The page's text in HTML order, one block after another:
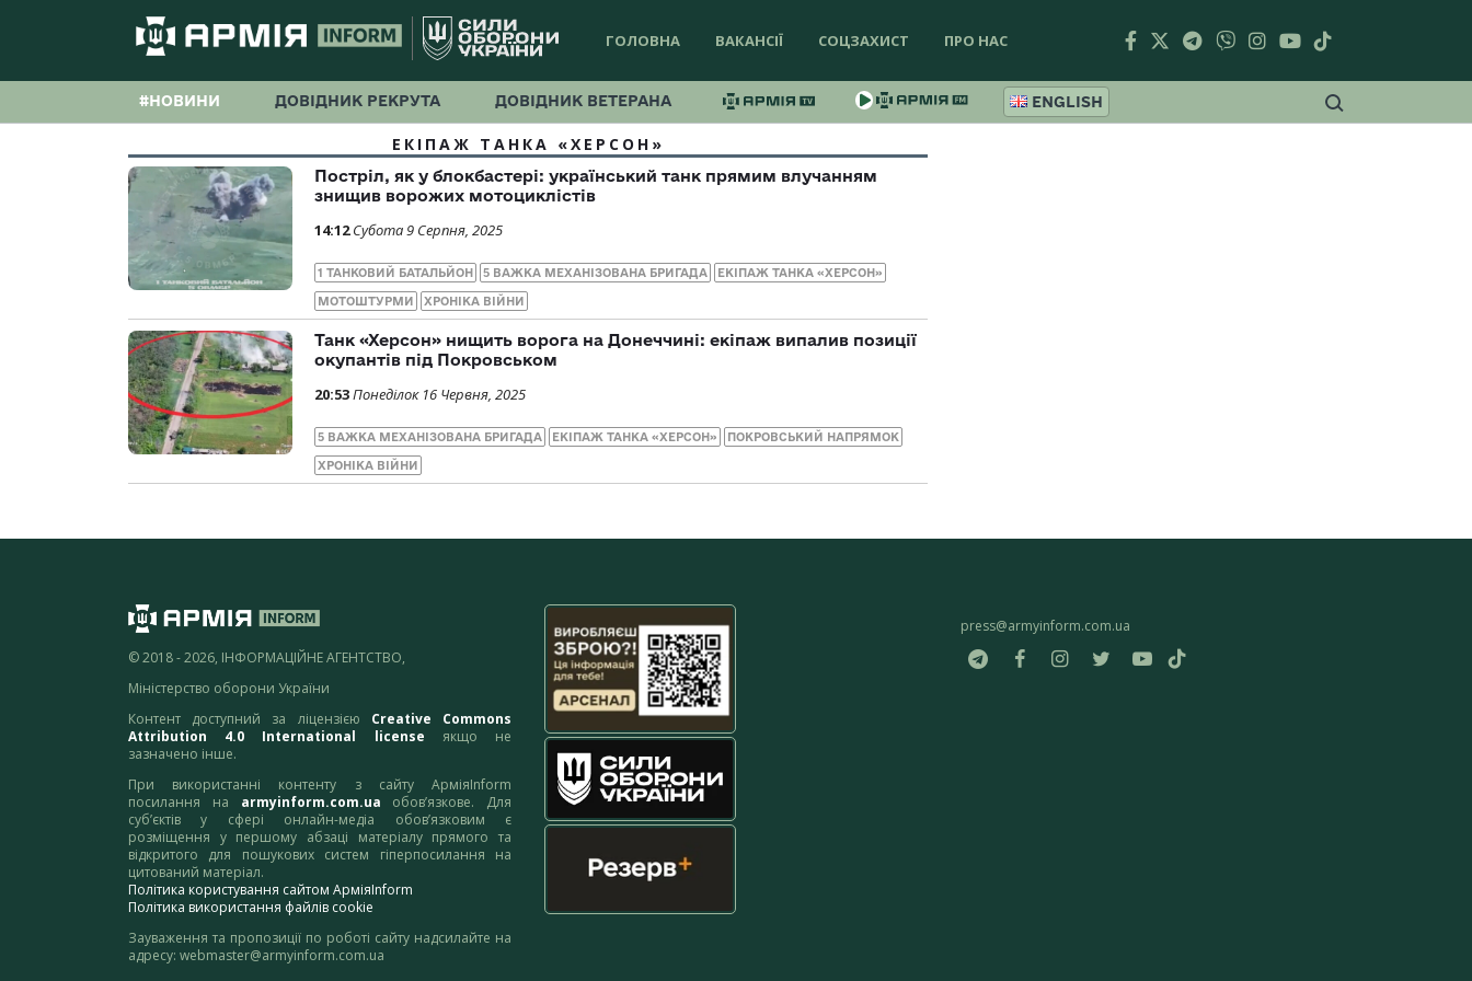
ГОЛОВНА ВАКАНСІЇ СОЦЗАХИСТ ПРО НАС
#НОВИНИ ДОВІДНИК РЕКРУТА ДОВІДНИК ВЕТЕРАНА ENGLISH
ЕКІПАЖ ТАНКА «ХЕРСОН»
Постріл, як у блокбастері: український танк прямим влучанням
знищив ворожих мотоциклістів
14:12 Субота 9 Серпня, 2025
1 ТАНКОВИЙ БАТАЛЬЙОН 5 ВАЖКА МЕХАНІЗОВАНА БРИГАДА ЕКІПАЖ ТАНКА «ХЕРСОН»
МОТОШТУРМИ ХРОНІКА ВІЙНИ
Танк «Херсон» нищить ворога на Донеччині: екіпаж випалив позиції
окупантів під Покровськом
20:53Понеділок 16 Червня, 2025
5 ВАЖКА МЕХАНІЗОВАНА БРИГАДА ЕКІПАЖ ТАНКА «ХЕРСОН» ПОКРОВСЬКИЙ НАПРЯМОК
ХРОНІКА ВІЙНИ
© 2018 - 2026, ІНФОРМАЦІЙНЕ АГЕНТСТВО,
Міністерство оборони України
Контент доступний за ліцензією Creative Commons
Attribution 4.0 International license якщо не
зазначено інше.
При використанні контенту з сайту АрміяInform
посилання на armyinform.com.ua обов’язкове. Для
суб’єктів у сфері онлайн-медіа обов’язковим є
розміщення у першому абзаці матеріалу прямого та
відкритого для пошукових систем гіперпосилання на
цитований матеріал.
Політика користування сайтом АрміяInform
Політика використання файлів cookie
Зауваження та пропозиції по роботі сайту надсилайте на
адресу: webmaster@armyinform.com.ua
press@armyinform.com.ua